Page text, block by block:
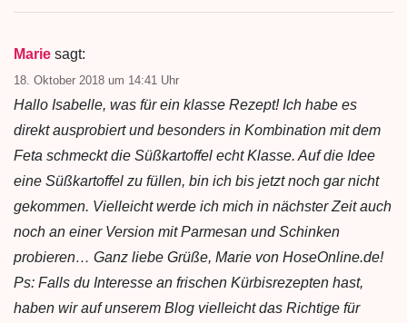
Marie sagt:
18. Oktober 2018 um 14:41 Uhr
Hallo Isabelle, was für ein klasse Rezept! Ich habe es
direkt ausprobiert und besonders in Kombination mit dem
Feta schmeckt die Süßkartoffel echt Klasse. Auf die Idee
eine Süßkartoffel zu füllen, bin ich bis jetzt noch gar nicht
gekommen. Vielleicht werde ich mich in nächster Zeit auch
noch an einer Version mit Parmesan und Schinken
probieren… Ganz liebe Grüße, Marie von HoseOnline.de!
Ps: Falls du Interesse an frischen Kürbisrezepten hast,
haben wir auf unserem Blog vielleicht das Richtige für